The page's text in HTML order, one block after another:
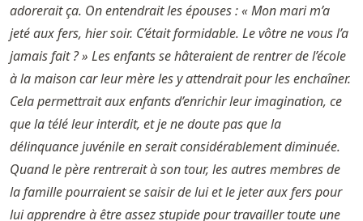
adorerait ça. On entendrait les épouses : « Mon mari m’a
jeté aux fers, hier soir. C’était formidable. Le vôtre ne vous l’a
jamais fait ? » Les enfants se hâteraient de rentrer de l’école
à la maison car leur mère les y attendrait pour les enchaîner.
Cela permettrait aux enfants d’enrichir leur imagination, ce
que la télé leur interdit, et je ne doute pas que la
délinquance juvénile en serait considérablement diminuée.
Quand le père rentrerait à son tour, les autres membres de
la famille pourraient se saisir de lui et le jeter aux fers pour
lui apprendre à être assez stupide pour travailler toute une